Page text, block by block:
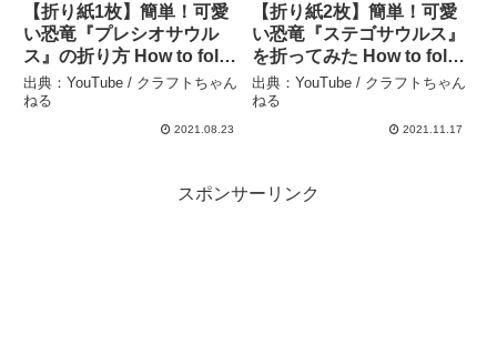
【折り紙1枚】簡単！可愛
い恐竜『プレシオサウル
ス』の折り方 How to fold
a plesiosaurus with
origami.Easy!
【dinosaur】 – クラフト
出典：YouTube / クラフトちゃん
ねる
2021.08.23
【折り紙2枚】簡単！可愛
い恐竜『ステゴサウルス』
を折ってみた How to fold
a stegosaurus with
origami.Easy!
【Dinosaur】 – クラフト
出典：YouTube / クラフトちゃん
ねる
2021.11.17
スポンサーリンク